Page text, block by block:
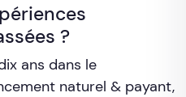
?
ans dans le
naturel & payant,